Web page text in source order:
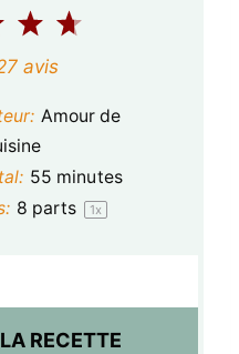
5
t
i
s
4
é
t
i
s
3
é
t
o
i
s
avis
Amour de
55 minutes
8 parts 1x
RECETTE